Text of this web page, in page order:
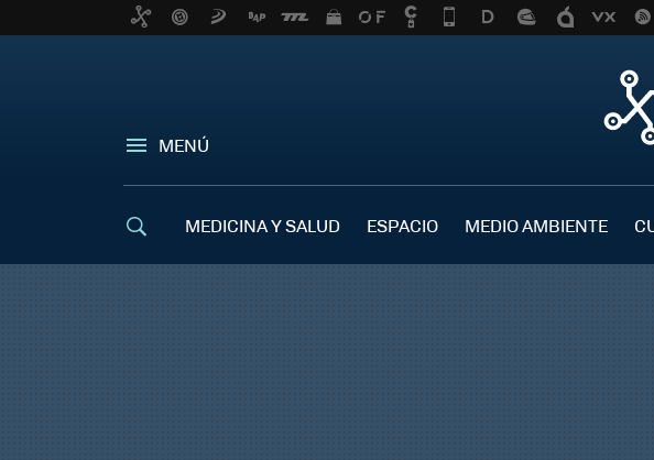
MENÚ
MEDICINA Y SALUD ESPACIO MEDIO AMBIENTE